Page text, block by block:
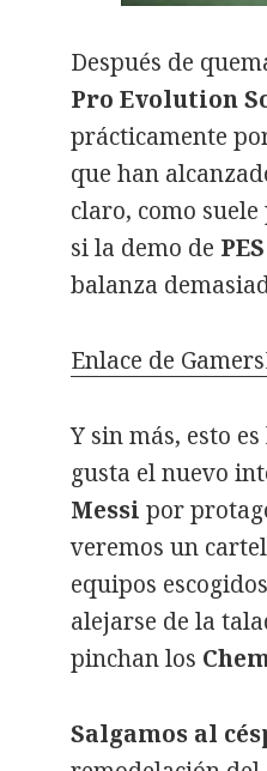
Después de
Pro Evolution
prácticamente
que han
claro, como
si la demo de PES
balanza
Enlace de
Y sin más, esto
gusta el nuevo
Messi por
veremos un
equipos
alejarse de la
pinchan los
Salgamos al